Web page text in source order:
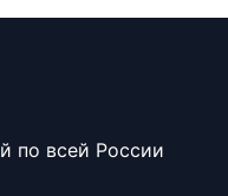
по всей России